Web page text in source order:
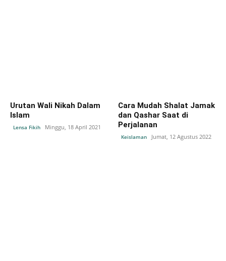
Urutan Wali Nikah Dalam
Islam
Lensa Fikih Minggu, 18 April 2021
Cara Mudah Shalat Jamak
dan Qashar Saat di
Perjalanan
Keislaman Jumat, 12 Agustus 2022